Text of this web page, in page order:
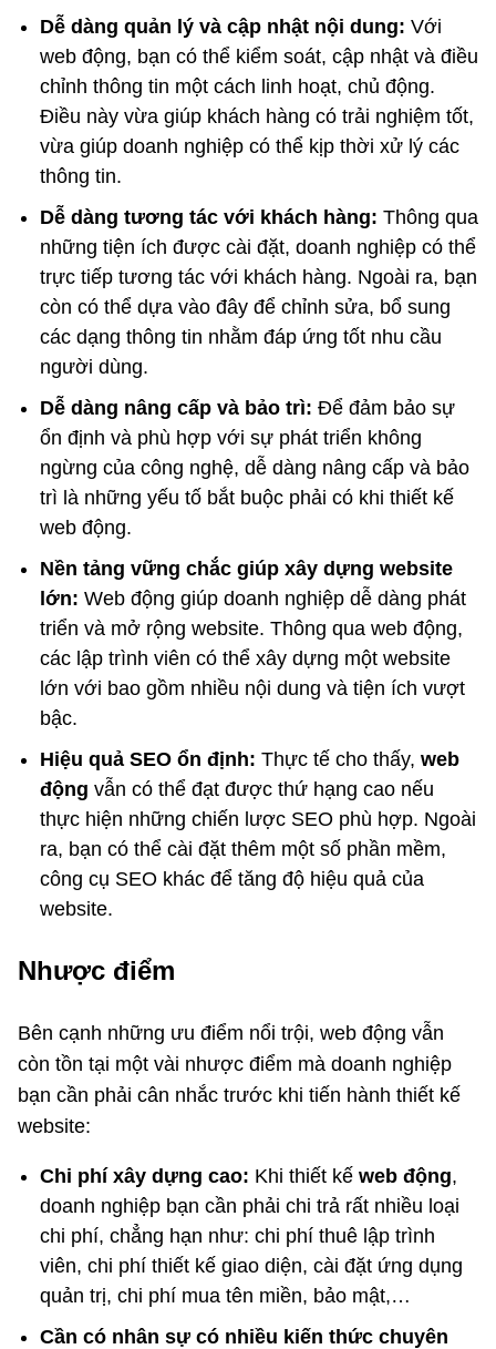
Dễ dàng quản lý và cập nhật nội dung: Với
web động, bạn có thể kiểm soát, cập nhật và điều
chỉnh thông tin một cách linh hoạt, chủ động.
Điều này vừa giúp khách hàng có trải nghiệm tốt,
vừa giúp doanh nghiệp có thể kịp thời xử lý các
thông tin.
Dễ dàng tương tác với khách hàng: Thông qua
những tiện ích được cài đặt, doanh nghiệp có thể
trực tiếp tương tác với khách hàng. Ngoài ra, bạn
còn có thể dựa vào đây để chỉnh sửa, bổ sung
các dạng thông tin nhằm đáp ứng tốt nhu cầu
người dùng.
Dễ dàng nâng cấp và bảo trì: Để đảm bảo sự
ổn định và phù hợp với sự phát triển không
ngừng của công nghệ, dễ dàng nâng cấp và bảo
trì là những yếu tố bắt buộc phải có khi thiết kế
web động.
Nền tảng vững chắc giúp xây dựng website
lớn: Web động giúp doanh nghiệp dễ dàng phát
triển và mở rộng website. Thông qua web động,
các lập trình viên có thể xây dựng một website
lớn với bao gồm nhiều nội dung và tiện ích vượt
bậc.
Hiệu quả SEO ổn định: Thực tế cho thấy, web
động vẫn có thể đạt được thứ hạng cao nếu
thực hiện những chiến lược SEO phù hợp. Ngoài
ra, bạn có thể cài đặt thêm một số phần mềm,
công cụ SEO khác để tăng độ hiệu quả của
website.
Nhược điểm
Bên cạnh những ưu điểm nổi trội, web động vẫn
còn tồn tại một vài nhược điểm mà doanh nghiệp
bạn cần phải cân nhắc trước khi tiến hành thiết kế
website:
Chi phí xây dựng cao: Khi thiết kế web động,
doanh nghiệp bạn cần phải chi trả rất nhiều loại
chi phí, chẳng hạn như: chi phí thuê lập trình
viên, chi phí thiết kế giao diện, cài đặt ứng dụng
quản trị, chi phí mua tên miền, bảo mật,…
Cần có nhân sự có nhiều kiến thức chuyên